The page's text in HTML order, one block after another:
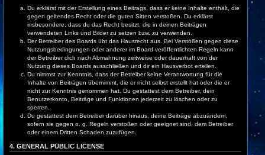
Du erklärst mit der Erstellung eines Beitrags, dass er keine Inhalte enthält, die
gegen geltendes Recht oder die guten Sitten verstoßen. Du erklärst
insbesondere, dass du das Recht besitzt, die in deinen Beiträgen
verwendeten Links und Bilder zu setzen bzw. zu verwenden.
Der Betreiber des Boards übt das Hausrecht aus. Bei Verstößen gegen diese
Nutzungsbedingungen oder anderer im Board veröffentlichten Regeln kann
der Betreiber dich nach Abmahnung zeitweise oder dauerhaft von der
Nutzung dieses Boards ausschließen und dir ein Hausverbot erteilen.
Du nimmst zur Kenntnis, dass der Betreiber keine Verantwortung für die
Inhalte von Beiträgen übernimmt, die er nicht selbst erstellt hat oder die er
nicht zur Kenntnis genommen hat. Du gestattest dem Betreiber, dein
Benutzerkonto, Beiträge und Funktionen jederzeit zu löschen oder zu
sperren.
Du gestattest dem Betreiber darüber hinaus, deine Beiträge abzuändern,
sofern sie gegen o. g. Regeln verstoßen oder geeignet sind, dem Betreiber
oder einem Dritten Schaden zuzufügen.
4. GENERAL PUBLIC LICENSE